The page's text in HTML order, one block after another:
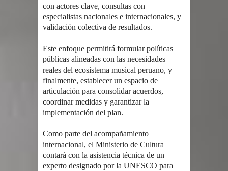
con actores clave, consultas con
especialistas nacionales e internacionales, y
validación colectiva de resultados.
Este enfoque permitirá formular políticas
públicas alineadas con las necesidades
reales del ecosistema musical peruano, y
finalmente, establecer un espacio de
articulación para consolidar acuerdos,
coordinar medidas y garantizar la
implementación del plan.
Como parte del acompañamiento
internacional, el Ministerio de Cultura
contará con la asistencia técnica de un
experto designado por la UNESCO para